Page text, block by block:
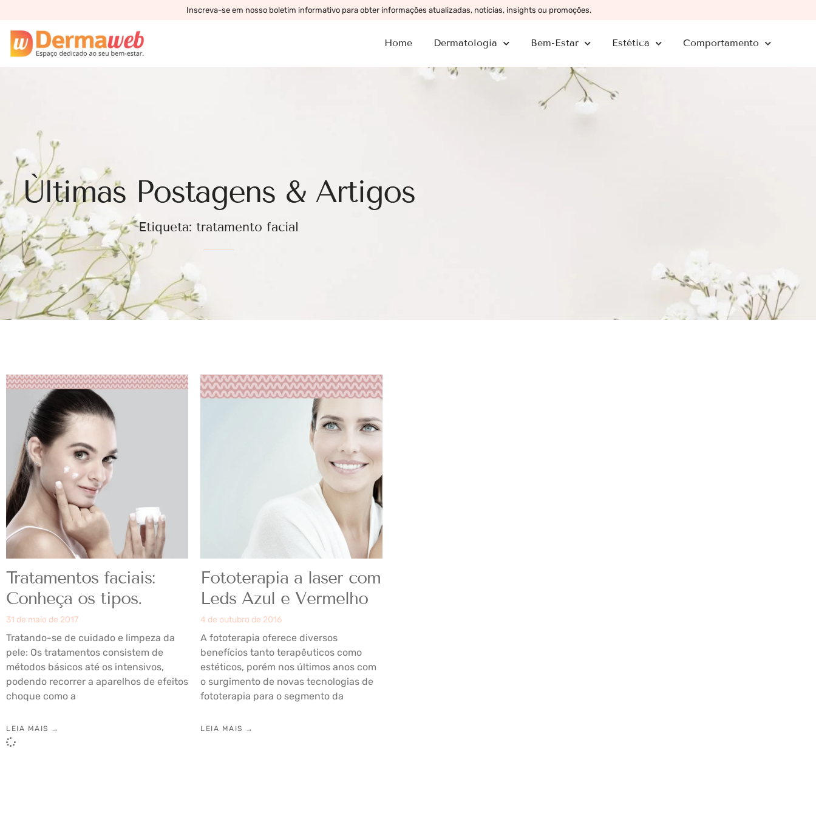
Inscreva-se em nosso boletim informativo para obter informações atualizadas, notícias, insights ou promoções.
Home Dermatologia Bem-Estar Estética Comportamento
Ùltimas Postagens & Artigos
Etiqueta: tratamento facial
Tratamentos faciais:
Conheça os tipos.
31 de maio de 2017
Tratando-se de cuidado e limpeza da
pele: Os tratamentos consistem de
métodos básicos até os intensivos,
podendo recorrer a aparelhos de efeitos
choque como a
LEIA MAIS →
Fototerapia a laser com
Leds Azul e Vermelho
4 de outubro de 2016
A fototerapia oferece diversos
benefícios tanto terapêuticos como
estéticos, porém nos últimos anos com
o surgimento de novas tecnologias de
fototerapia para o segmento da
LEIA MAIS →